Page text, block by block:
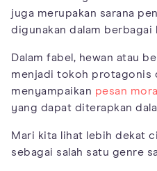
juga merupakan sarana
digunakan dalam berbagai
Dalam fabel, hewan atau
menjadi tokoh protagonis
menyampaikan pesan moral
yang dapat diterapkan
Mari kita lihat lebih dekat
sebagai salah satu genre